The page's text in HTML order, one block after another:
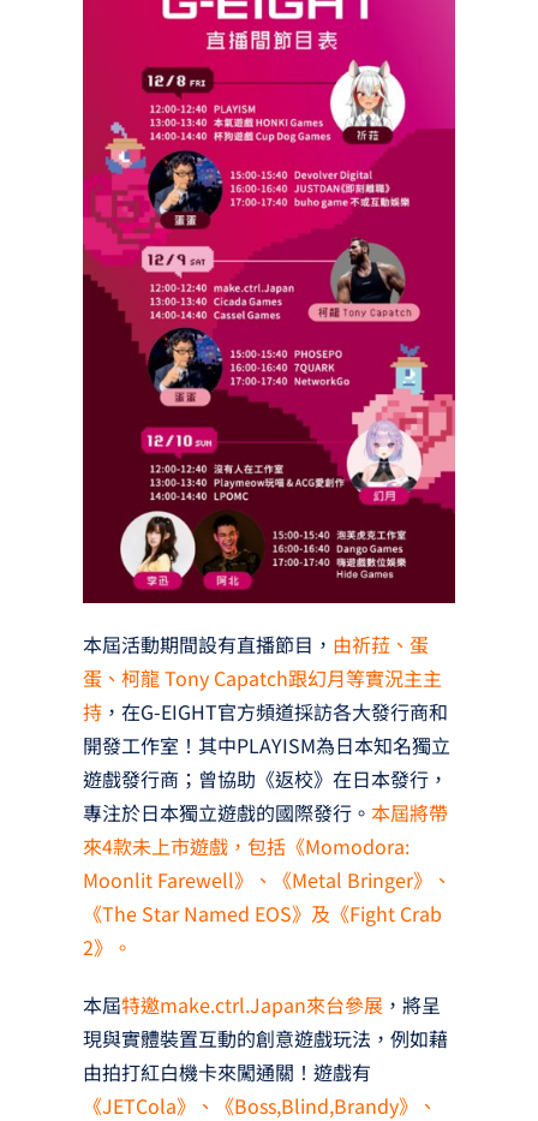
本屆活動期間設有直播節目， 由祈菈、蛋
蛋、柯龍 Tony Capatch跟幻月等實況主主
持，在G-EIGHT官方頻道採訪各大發行商和
開發工作室！其中PLAYISM為日本知名獨立
遊戲發行商；曾協助《返校》在日本發行，
專注於日本獨立遊戲的國際發行。 本屆將帶
來4款未上市遊戲，包括《Momodora:
Moonlit Farewell》、《Metal Bringer》、
《The Star Named EOS》及《Fight Crab
2》。
本屆特邀make.ctrl.Japan來台參展，將呈
現與實體裝置互動的創意遊戲玩法，例如藉
由拍打紅白機卡來闖通關！遊戲有
《JETCola》、《Boss,Blind,Brandy》、